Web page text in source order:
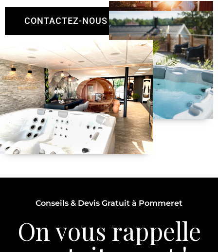
CONTACTEZ-NOUS
Conseils & Devis Gratuit à Pommeret
On vous rappelle